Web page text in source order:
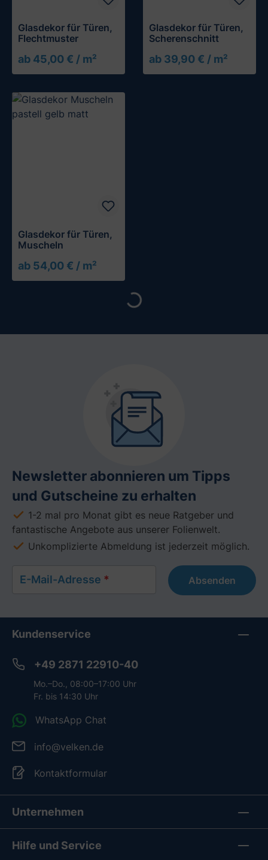
Glasdekor für Türen,
Flechtmuster
ab 45,00 € / m²
Glasdekor für Türen,
Scherenschnitt
ab 39,90 € / m²
Glasdekor für Türen,
Muscheln
ab 54,00 € / m²
Loading...
Newsletter abonnieren um Tipps
und Gutscheine zu erhalten
1-2 mal pro Monat gibt es neue Ratgeber und
fantastische Angebote aus unserer Folienwelt.
Unkomplizierte Abmeldung ist jederzeit möglich.
E-Mail-Adresse * Absenden
Unternehmen
Hilfe und Service
Kundenservice
+49 2871 22910-40
Mo.–Do., 08:00–17:00 Uhr
Fr. bis 14:30 Uhr
WhatsApp Chat
info@velken.de
Kontaktformular